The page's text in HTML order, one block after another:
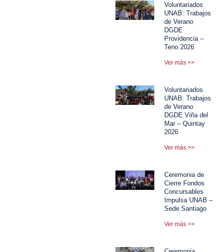
Voluntariados
UNAB: Trabajos
de Verano
DGDE
Providencia –
Teno 2026
Ver más >>
Voluntariados
UNAB: Trabajos
de Verano
DGDE Viña del
Mar – Quintay
2026
Ver más >>
Ceremonia de
Cierre Fondos
Concursables
Impulsa UNAB –
Sede Santiago
Ver más >>